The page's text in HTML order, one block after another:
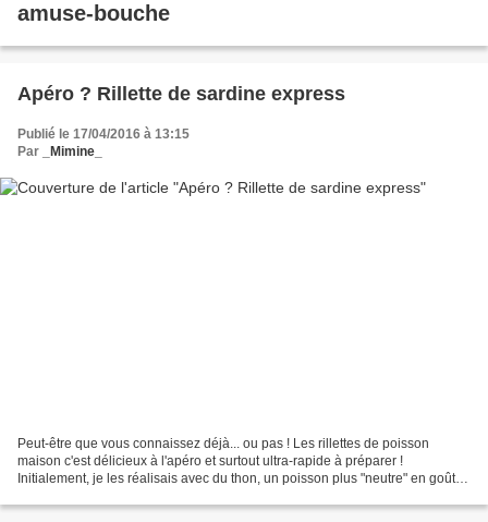
amuse-bouche
Apéro ? Rillette de sardine express
Publié le 17/04/2016 à 13:15
Par
_Mimine_
Peut-être que vous connaissez déjà... ou pas ! Les rillettes de poisson
maison c'est délicieux à l'apéro et surtout ultra-rapide à préparer !
Initialement, je les réalisais avec du thon, un poisson plus "neutre" en goût,